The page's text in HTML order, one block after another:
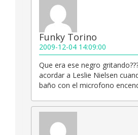
Funky Torino
2009-12-04 14:09:00
Que era ese negro
acordar a Leslie Nielsen
baño con el microfono